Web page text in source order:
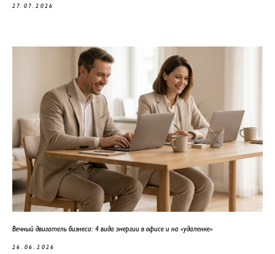
27.07.2026
Вечный двигатель бизнеса: 4 вида энергии в офисе и на «удаленке»
26.06.2026